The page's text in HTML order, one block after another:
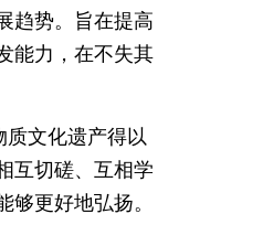
趋势。旨在提高
能力，在不失其
质文化遗产得以
互切磋、互相学
更好地弘扬。